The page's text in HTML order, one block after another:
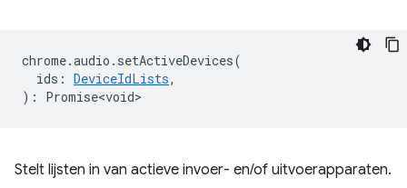
chrome.audio . setActiveDevices(
ids : DeviceIdLists,
) : Promise<void>
Stelt lijsten in van actieve invoer- en/of uitvoerapparaten.